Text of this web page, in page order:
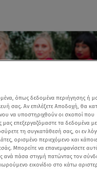
όπως δεδομένα περιήγησης ή
σας. Αν επιλέξετε Αποδοχή, θα
να υποστηριχθούν οι σκοποί που
μας επεξεργαζόμαστε τα δεδομένα
τη συγκατάθεσή σας, οι εν
ορισμένο περιεχόμενο και
Μπορείτε να επανεμφανίσετε
ανά πάσα στιγμή πατώντας τον
εικονίδιο στο κάτω